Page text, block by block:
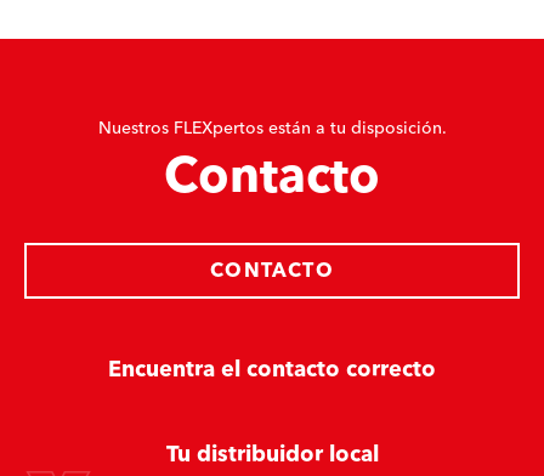
Nuestros FLEXpertos están a tu disposición.
Contacto
Encuentra el contacto correcto
CONTACTO
Tu distribuidor local